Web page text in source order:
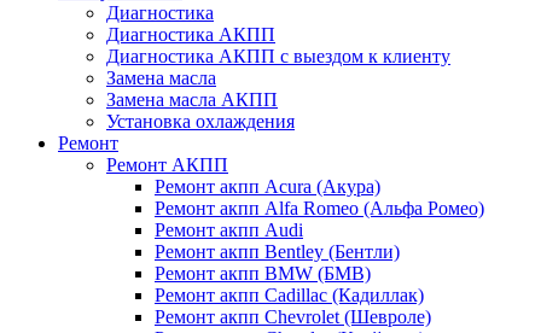
Диагностика
Диагностика АКПП
Диагностика АКПП с выездом к клиенту
Замена масла
Замена масла АКПП
Установка охлаждения
Ремонт
Ремонт АКПП
Ремонт акпп Acura (Акура)
Ремонт акпп Alfa Romeo (Альфа Ромео)
Ремонт акпп Audi
Ремонт акпп Bentley (Бентли)
Ремонт акпп BMW (БМВ)
Ремонт акпп Cadillac (Кадиллак)
Ремонт акпп Chevrolet (Шевроле)